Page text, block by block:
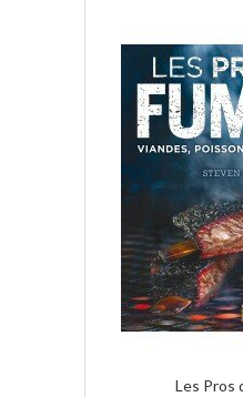
Les Pros